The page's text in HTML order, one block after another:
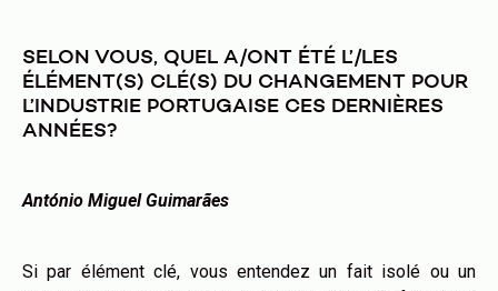
SELON VOUS, QUEL A/ONT ÉTÉ L’/LES
ÉLÉMENT(S) CLÉ(S) DU CHANGEMENT POUR
L’INDUSTRIE PORTUGAISE CES DERNIÈRES
ANNÉES?
António Miguel Guimarães
Si par élément clé, vous entendez un fait isolé ou un